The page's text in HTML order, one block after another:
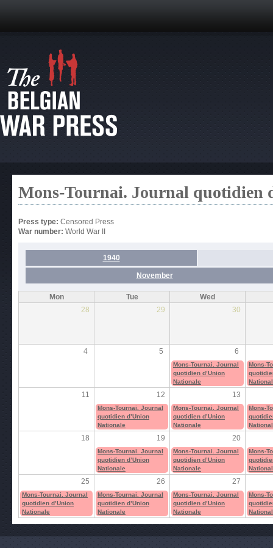
Mons-Tournai. Journal quotidien
Press type: Censored Press
War number: World War II
1940
November
Mon Tue
Wed
28
29 30
4 5 6
Mons-Tournai. Journal
quotidien d’Union
Nationale
Mons-
11 12 13
Mons-Tournai. Journal
quotidien d’Union
Nationale
Mons-Tournai. Journal
quotidien d’Union
Nationale
Mons-
18 19 20
Mons-Tournai. Journal
quotidien d’Union
Nationale
Mons-Tournai. Journal
quotidien d’Union
Nationale
Mons-
25 26 27
Mons-Tournai. Journal
quotidien d’Union
Nationale
Mons-Tournai. Journal
quotidien d’Union
Nationale
Mons-Tournai. Journal
quotidien d’Union
Nationale
Mons-